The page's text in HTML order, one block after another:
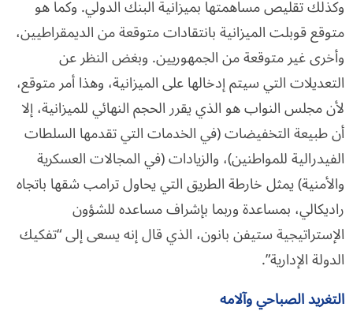
وكذلك تقليص مساهمتها بميزانية البنك الدولي. وكما هو
متوقع قوبلت الميزانية بانتقادات متوقعة من الديمقراطيين،
وأخرى غير متوقعة من الجمهوريين. وبغض النظر عن
التعديلات التي سيتم إدخالها على الميزانية، وهذا أمر متوقع،
لأن مجلس النواب هو الذي يقرر الحجم النهائي للميزانية، إلا
أن طبيعة التخفيضات (في الخدمات التي تقدمها السلطات
الفيدرالية للمواطنين)، والزيادات (في المجالات العسكرية
والأمنية) يمثل خارطة الطريق التي يحاول ترامب شقها باتجاه
راديكالي، بمساعدة وربما بإشراف مساعده للشؤون
الإستراتيجية ستيفن بانون، الذي قال إنه يسعى إلى “تفكيك
الدولة الإدارية”.
التغريد الصباحي وآلامه